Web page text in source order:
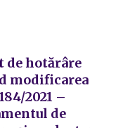
de hotărâre
modificarea
2021 –
de